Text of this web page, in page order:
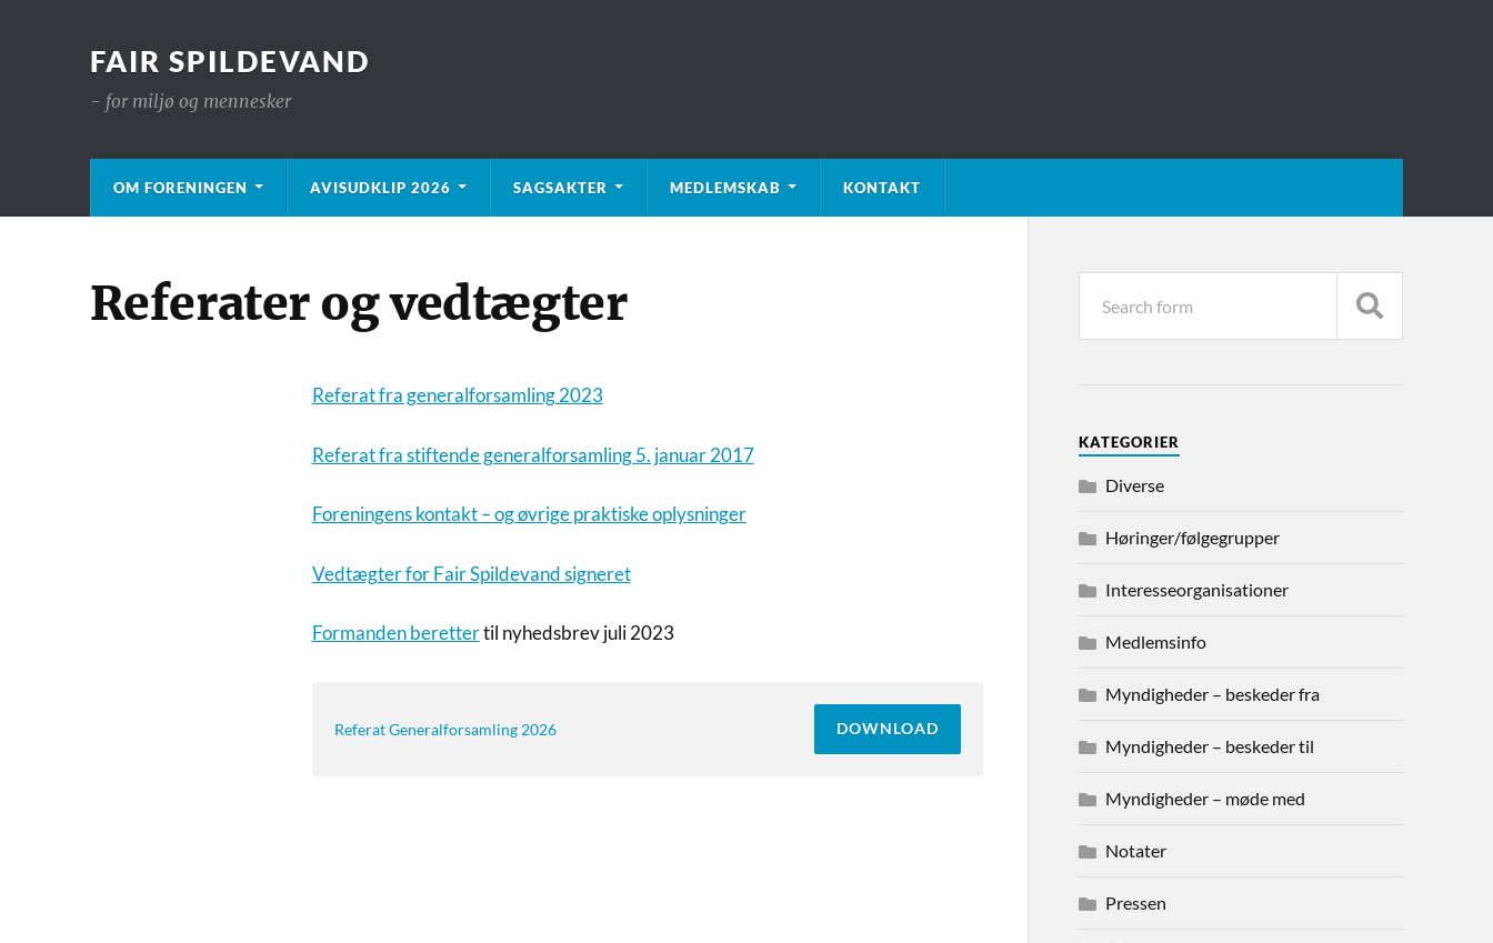
FAIR SPILDEVAND
- for miljø og mennesker
OM FORENINGEN AVISUDKLIP 2026 SAGSAKTER MEDLEMSKAB KONTAKT
Referater og vedtægter
Referat fra generalforsamling 2023
Referat fra stiftende generalforsamling 5. januar 2017
Foreningens kontakt – og øvrige praktiskeoplysninger
Vedtægter for Fair Spildevand signeret
Formanden berettertil nyhedsbrev juli 2023
Referat Generalforsamling 2026 DOWNLOAD
KATEGORIER
Diverse
Høringer/følgegrupper
Interesseorganisationer
Medlemsinfo
Myndigheder – beskeder fra
Myndigheder – beskeder til
Myndigheder – møde med
Notater
Pressen